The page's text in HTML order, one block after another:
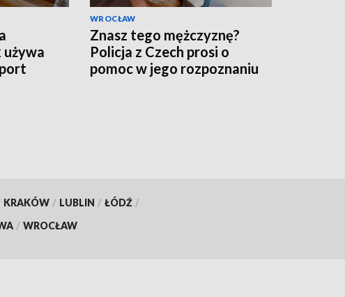
używa
WROCŁAW
Znasz tego mężczyznę?
Policja z Czech prosi o
pomoc w jego rozpoznaniu
KRAKÓW / LUBLIN / ŁÓDŹ /
/ WROCŁAW